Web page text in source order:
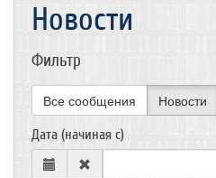
Новости
Фильтр
Все сообщения Новости
Дата (начиная с)